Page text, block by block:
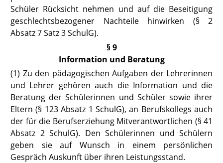
Schüler Rücksicht nehmen und auf die Beseitigung
geschlechtsbezogener Nachteile hinwirken (§ 2
Absatz 7 Satz3 SchulG).
§ 9
Information und Beratung
(1) Zu den pädagogischen Aufgaben der Lehrerinnen
und Lehrer gehörenauch die Information und die
Beratung der Schülerinnen und Schüler sowie ihrer
Eltern(§ 123 Absatz 1 SchulG), an Berufskollegs auch
der für die Berufserziehung Mitverantwortlichen (§ 41
Absatz 2 SchulG). Den Schülerinnen und Schülern
geben sie auf Wunsch in einem persönlichen
Gespräch Auskunft über ihren Leistungsstand.